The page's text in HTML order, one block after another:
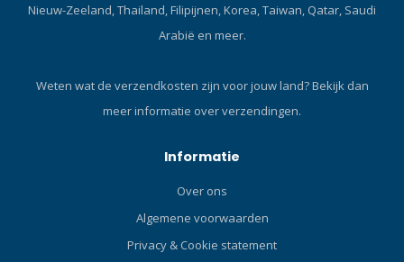
Nieuw-Zeeland, Thailand, Filipijnen, Korea, Taiwan, Qatar, Saudi
Arabië en meer.
Weten wat de verzendkosten zijn voor jouw land?Bekijk dan
meer informatie over verzendingen.
Informatie
Over ons
Algemene voorwaarden
Privacy & Cookie statement